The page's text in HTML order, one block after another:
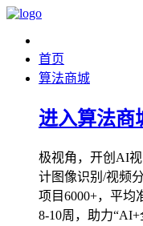
首页
算法商城
进入算法商
极视角，开创AI
计图像识别/视频
项目6000+，平均
8-10周，助力